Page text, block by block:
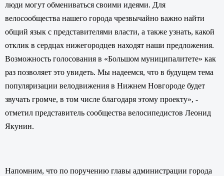
люди могут обмениваться своими идеями. Для
велосообщества нашего города чрезвычайно важно найти
общий язык с представителями власти, а также узнать, какой
отклик в сердцах нижегородцев находят наши предложения.
Возможность голосования в «Большом муниципалитете» как
раз позволяет это увидеть. Мы надеемся, что в будущем тема
популяризации велодвижения в Нижнем Новгороде будет
звучать громче, в том числе благодаря этому проекту», -
отметил представитель сообщества велосипедистов Леонид
Якунин.
Напомним, что по поручению главы администрации города